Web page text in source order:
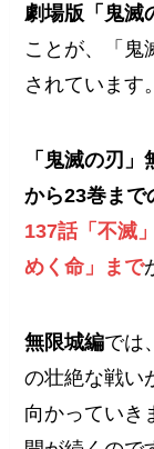
劇場版「鬼滅
ことが、「鬼
されています。
「鬼滅の刃
から23巻まで
137話「不滅
めく命」まで
無限城編では
の壮絶な戦い
向かっていき